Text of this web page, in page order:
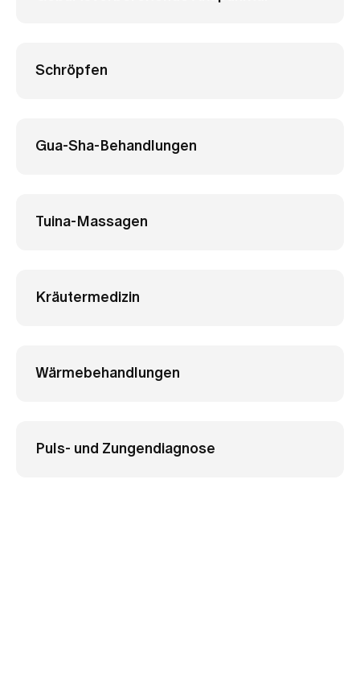
Schröpfen
Gua-Sha-Behandlungen
Tuina-Massagen
Kräutermedizin
Wärmebehandlungen
Puls- und Zungendiagnose